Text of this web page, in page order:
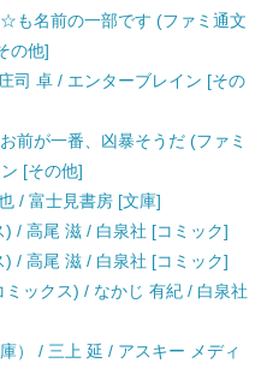
も名前の一部です (ファミ通文
の他]
司 卓 / エンターブレイン [その
前が一番、凶暴そうだ (ファミ
[その他]
/ 富士見書房 [文庫]
/ 高尾 滋 / 白泉社 [コミック]
/ 高尾 滋 / 白泉社 [コミック]
ックス) / なかじ 有紀 / 白泉社
） / 三上 延 / アスキー メディ